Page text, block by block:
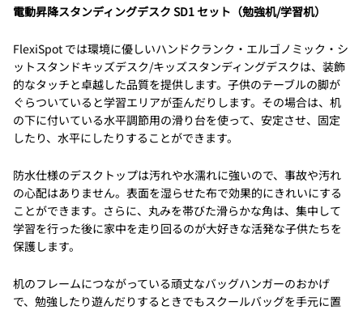
電動昇降スタンディングデスク SD1 セット（勉強机/学習机）
FlexiSpot では環境に優しいハンドクランク・エルゴノミック・シ
ットスタンドキッズデスク/キッズスタンディングデスクは、装飾
的なタッチと卓越した品質を提供します。子供のテーブルの脚が
ぐらついていると学習エリアが歪んだりします。その場合は、机
の下に付いている水平調節用の滑り台を使って、安定させ、固定
したり、水平にしたりすることができます。
防水仕様のデスクトップは汚れや水濡れに強いので、事故や汚れ
の心配はありません。表面を湿らせた布で効果的にきれいにする
ことができます。さらに、丸みを帯びた滑らかな角は、集中して
学習を行った後に家中を走り回るのが大好きな活発な子供たちを
保護します。
机のフレームにつながっている頑丈なバッグハンガーのおかげ
で、勉強したり遊んだりするときでもスクールバッグを手元に置